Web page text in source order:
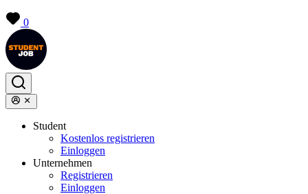
0
Student
Kostenlos registrieren
Einloggen
Unternehmen
Registrieren
Einloggen